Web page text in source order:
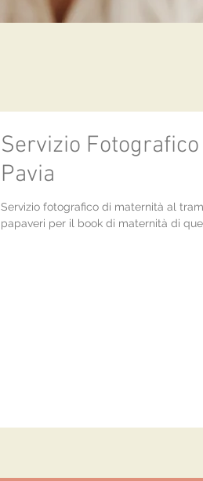
Servizio
Pavia
Servizio fotografico di maternità al
papaveri per il book di maternità di